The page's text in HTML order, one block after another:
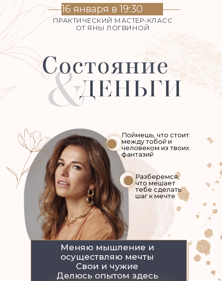
Разберемся,
что мешает
тебе сделать
шаг к мечте
Поймешь, что стоит
между тобой и
человеком из твоих
фантазий
ПРАКТИЧЕСКИЙ МАСТЕР-КЛАСС
ОТ ЯНЫ ЛОГВИНОЙ
Меняю мышление и
осуществляю мечты
Свои и чужие
Делюсь опытом здесь
16 января в 19:30